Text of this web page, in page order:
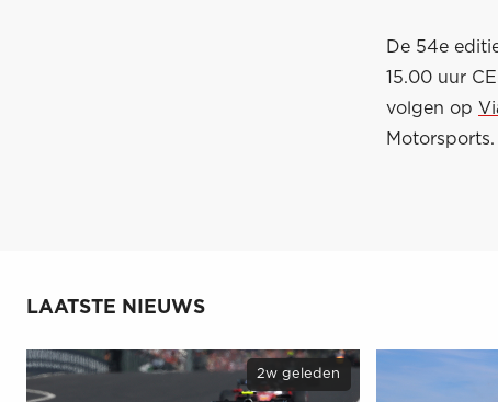
De 54e
15.00 uur
volgen op
Motorsports.
LAATSTE NIEUWS
2w geleden